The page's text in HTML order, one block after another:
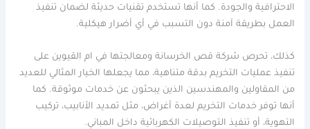
الاحترافية والجودة. كما أنها تستخدم تقنيات حديثة لضمان تنفيذ
العمل بطريقة آمنة دون التسبب في أي أضرار هيكلية.
كذلك، تحرص شركة قص الخرسانة ومعالجتها في ام القيوين على
تنفيذ عمليات التخريم بدقة متناهية، مما يجعلها الخيار المثالي للعديد
من المقاولين والمهندسين الذين يبحثون عن خدمات موثوقة. كما
أنها توفر خدمات التخريم لعدة أغراض، مثل تمديد الأنابيب، تركيب
التهوية، أو تنفيذ التوصيلات الكهربائية داخل المباني.